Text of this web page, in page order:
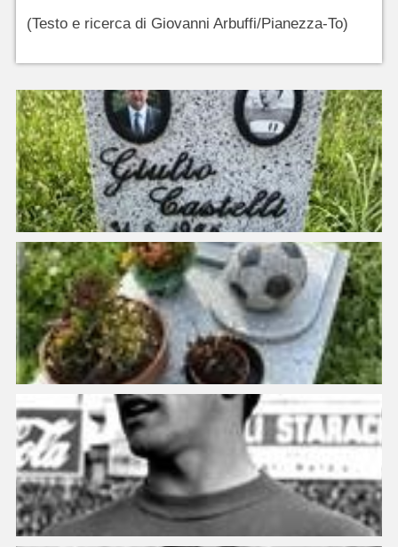
(Testo e ricerca di Giovanni Arbuffi/Pianezza-To)